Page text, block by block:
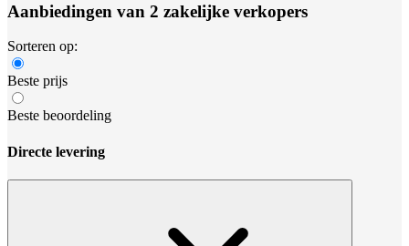
Aanbiedingen van 2 zakelijke verkopers
Sorteren op:
Beste prijs
Beste beoordeling
Directe levering